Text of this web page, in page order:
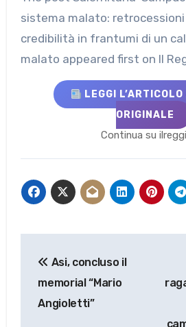
sistema malato:
credibilità in frantumi di un
malato appeared first on Il
LEGGI
ORIGINALE
Continua su
articoli
Asi, concluso il
memorial “Mario
Angioletti”